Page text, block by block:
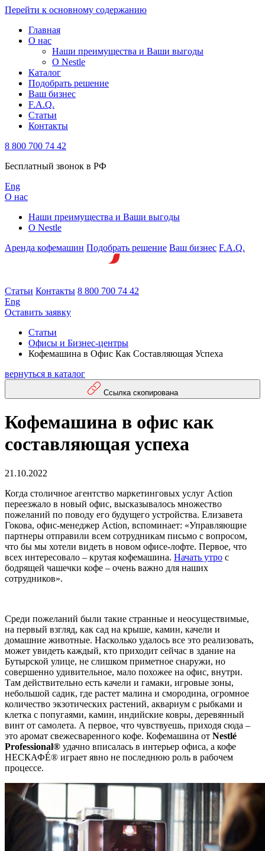
Перейти к основному содержанию
Главная
О нас
Наши преимущества и Ваши выгоды
О Nestle
Каталог
Подобрать решение
Ваш бизнес
F.A.Q.
Статьи
Контакты
8 800 700 74 42
Бесплатный звонок в РФ
Eng
О нас
Наши преимущества и Ваши выгоды
О Nestle
Аренда кофемашин Подобрать решение Ваш бизнес F.A.Q.
Статьи Контакты 8 800 700 74 42
Eng
Оставить заявку
Статьи
Офисы и Бизнес-центры
Кофемашина в Офис Как Составляющая Успеха
вернуться в каталог
Ссылка скопирована
Кофемашина в офис как
составляющая успеха
21.10.2022
Когда столичное агентство маркетинговых услуг Action
переезжало в новый офис, высказывалось множество
пожеланий по поводу его будущего устройства. Елизавета
Гокова, офис-менеджер Action, вспоминает: «Управляющие
партнеры отправили всем сотрудникам письмо с вопросом,
что бы мы хотели видеть в новом офисе-лофте. Первое, что
всех интересовало – крутая кофемашина. Начать утро с
бодрящей чашечки кофе – очень важно для наших
сотрудников».
Среди пожеланий были такие странные и неосуществимые,
на первый взгляд, как сад на крыше, камин, качели и
домашние животные. Насколько удалось все это реализовать,
может увидеть каждый, кто приходит сейчас в здание на
Бутырской улице, не слишком приметное снаружи, но
совершенно удивительное, мало похожее на офис, внутри.
Там действительно есть качели и гамаки, игровые зоны,
небольшой садик, где растет малина и смородина, огромное
количество экзотических растений, аквариум с рыбками и
клетка с попугаями, камин, индийские ковры, деревянный
винт от самолета. А первое, что чувствуешь, приходя сюда –
это аромат свежесваренного кофе. Кофемашина от Nestlé
Professional® удачно вписалась в интерьер офиса, а кофе
НЕСКАФÉ® играет явно не последнюю роль в рабочем
процессе.